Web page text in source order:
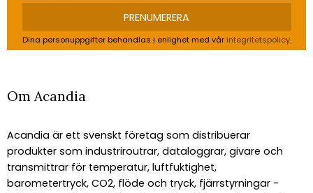
PRENUMERERA
Dina personuppgifter behandlas i enlighet med vår integritetspolicy.
Om Acandia
Acandia är ett svenskt företag som distribuerar
produkter som industriroutrar, dataloggrar, givare och
transmittrar för temperatur, luftfuktighet,
barometertryck, CO2, flöde och tryck, fjärrstyrningar -